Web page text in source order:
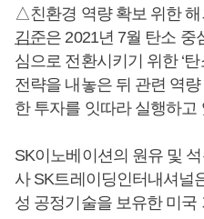
△친환경 역량 확보 위한 해
김준은 2021년 7월 탄소 중
심으로 전환시키기 위한 ‘
전략을 내놓은 뒤 관련 역
한 투자를 잇따라 실행하고
SK이노베이션의 원유 및
사 SK트레이딩인터내셔널
성 공정기술을 보유한 미국